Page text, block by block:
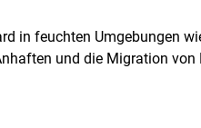
feuchten Umgebungen
und die Migration